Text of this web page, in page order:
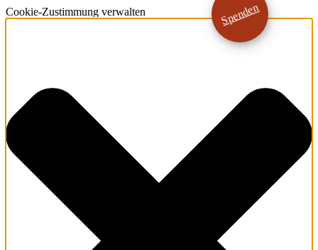
Cookie-Zustimmung verwalten Spenden